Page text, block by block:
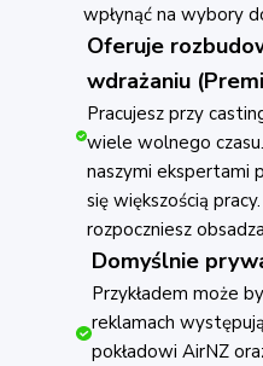
wpłynąć na wybory
Oferuje
wdrażaniu
Pracujesz przy
wiele wolnego
naszymi ekspertami
się większością
rozpoczniesz
Domyślnie
Przykładem może
reklamach
pokładowi AirNZ